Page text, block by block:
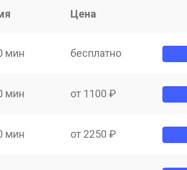
Цена
мин бесплатно
мин от 1100 ₽
мин от 2250 ₽